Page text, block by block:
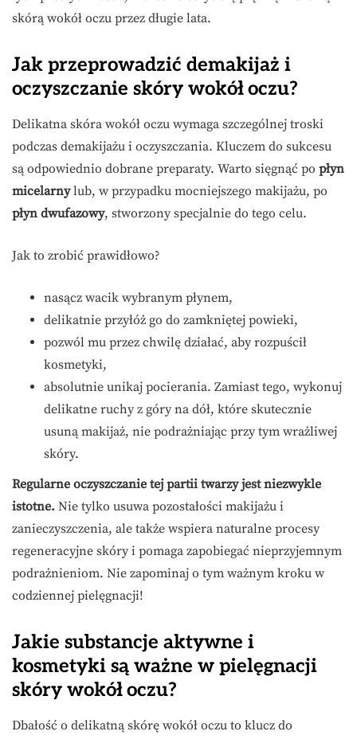
skórą wokół oczu przez długie lata.
Jak przeprowadzić demakijaż i
oczyszczanie skóry wokół oczu?
Delikatna skóra wokół oczu wymaga szczególnej troski
podczas demakijażu i oczyszczania. Kluczem do sukcesu
są odpowiednio dobrane preparaty. Warto sięgnąć po płyn
micelarnylub, w przypadku mocniejszego makijażu, po
płyn dwufazowy, stworzony specjalnie do tego celu.
Jak to zrobić prawidłowo?
nasącz wacik wybranym płynem,
delikatnie przyłóż go do zamkniętej powieki,
pozwól mu przez chwilę działać, aby rozpuścił
kosmetyki,
absolutnie unikaj pocierania. Zamiast tego, wykonuj
delikatne ruchy z góry na dół, które skutecznie
usuną makijaż, nie podrażniając przy tym wrażliwej
skóry.
Regularne oczyszczanie tej partii twarzy jest niezwykle
istotne. Nie tylko usuwa pozostałości makijażu i
zanieczyszczenia, ale także wspiera naturalne procesy
regeneracyjne skóry i pomaga zapobiegać nieprzyjemnym
podrażnieniom. Nie zapominaj o tym ważnym kroku w
codziennej pielęgnacji!
Jakie substancje aktywne i
kosmetyki są ważne w pielęgnacji
skóry wokół oczu?
Dbałość o delikatną skórę wokół oczu to klucz do